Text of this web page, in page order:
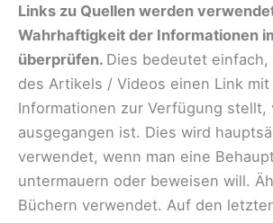
Links zu Quellen werden
Wahrhaftigkeit der Informationen
überprüfen. Dies bedeutet
des Artikels / Videos einen Link mit
Informationen zur Verfügung stellt,
ausgegangen ist. Dies wird
verwendet, wenn man eine
untermauern oder beweisen will.
Büchern verwendet. Auf den